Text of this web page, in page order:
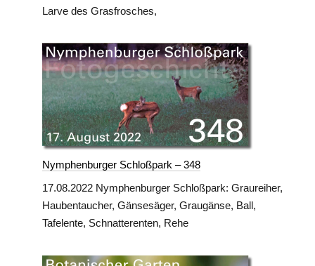
Larve des Grasfrosches,
Nymphenburger Schloßpark – 348
17.08.2022 Nymphenburger Schloßpark: Graureiher,
Haubentaucher, Gänsesäger, Graugänse, Ball,
Tafelente, Schnatterenten, Rehe